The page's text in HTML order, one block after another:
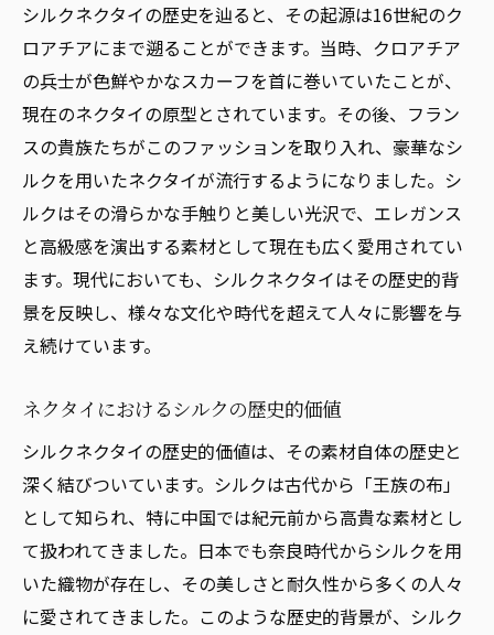
シルクネクタイの歴史を辿ると、その起源は16世紀のク
ロアチアにまで遡ることができます。当時、クロアチア
の兵士が色鮮やかなスカーフを首に巻いていたことが、
現在のネクタイの原型とされています。その後、フラン
スの貴族たちがこのファッションを取り入れ、豪華なシ
ルクを用いたネクタイが流行するようになりました。シ
ルクはその滑らかな手触りと美しい光沢で、エレガンス
と高級感を演出する素材として現在も広く愛用されてい
ます。現代においても、シルクネクタイはその歴史的背
景を反映し、様々な文化や時代を超えて人々に影響を与
え続けています。
ネクタイにおけるシルクの歴史的価値
シルクネクタイの歴史的価値は、その素材自体の歴史と
深く結びついています。シルクは古代から「王族の布」
として知られ、特に中国では紀元前から高貴な素材とし
て扱われてきました。日本でも奈良時代からシルクを用
いた織物が存在し、その美しさと耐久性から多くの人々
に愛されてきました。このような歴史的背景が、シルク